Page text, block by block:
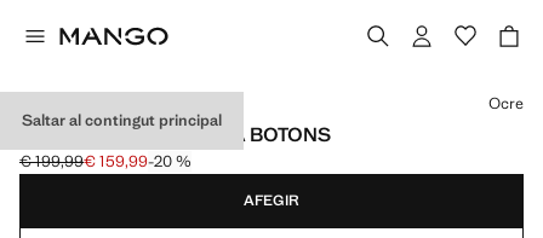
Saltar al contingut principal
JAQUETA PELL GIRADA BOTONS
Preu inicial ratllat [€ 199,99 ]
€ 199,99
Preu actual [€ 159,99 ]
€ 159,99-20 %
Selecciona un color
Ocre
AFEGIR